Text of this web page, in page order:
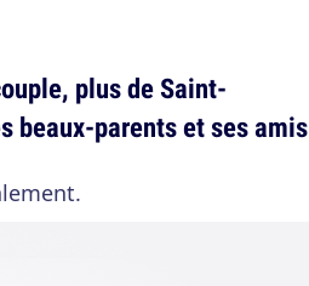
plus de Saint-
beaux-parents et ses amis